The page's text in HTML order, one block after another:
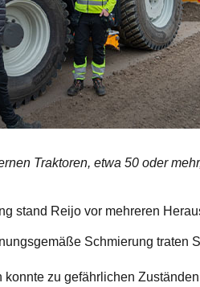
Traktoren, etwa 50 oder
stand Reijo vor mehreren
Schmierung traten
konnte zu gefährlichen